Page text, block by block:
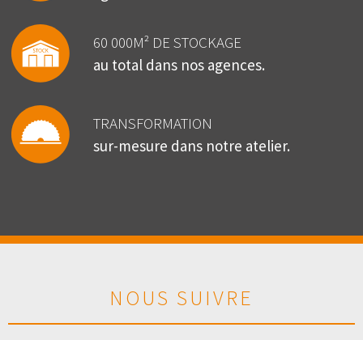
60 000M² DE STOCKAGE
au total dans nos agences.
TRANSFORMATION
sur-mesure dans notre atelier.
NOUS SUIVRE